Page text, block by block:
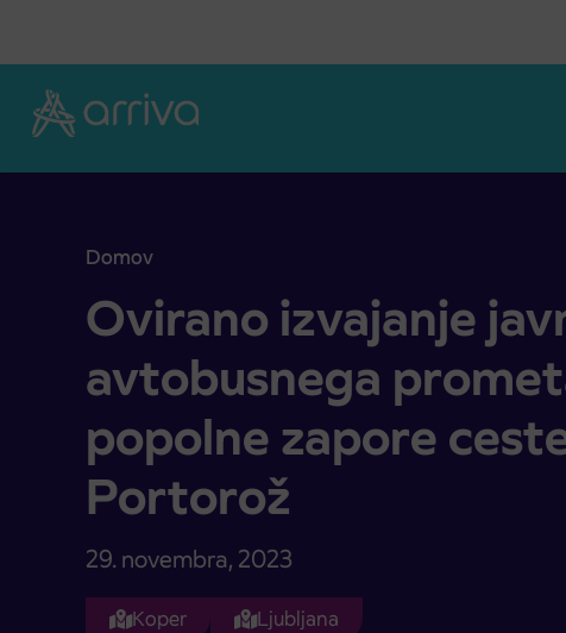
Domov
Ovirano izvajanje javnega avtobusnega prometa
Ovirano izvajanje
avtobusnega
popolne zapore
Portorož
29. novembra, 2023
Koper Ljubljana